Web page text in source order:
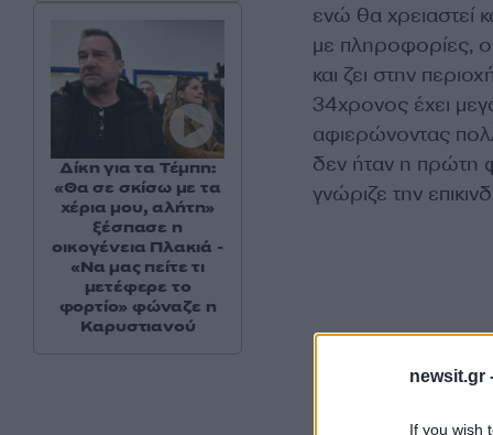
newsit.gr
If you wish
ενώ θα χρειαστεί
με πληροφορίες, ο
και ζει στην
34χρονος έχει
αφιερώνοντας
δεν ήταν η πρώτη
γνώριζε την
Δίκη για τα Τέμπη:
«Θα σε σκίσω με τα
χέρια μου, αλήτη»
ξέσπασε η
οικογένεια Πλακιά -
«Να μας πείτε τι
μετέφερε το
φορτίο» φώναζε η
Καρυστιανού